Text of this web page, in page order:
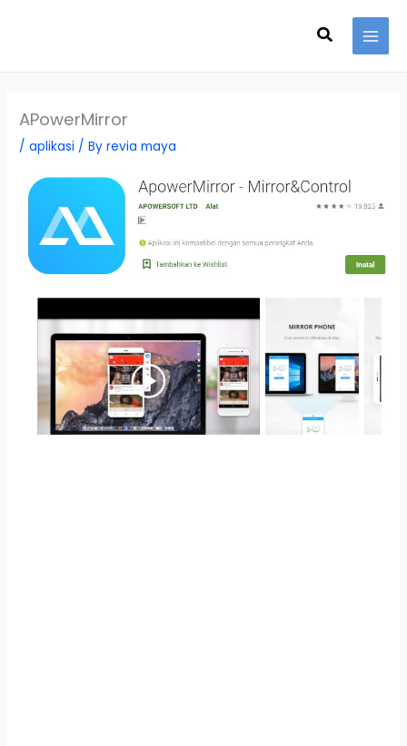
Search
APowerMirror
/aplikasi / Byrevia maya